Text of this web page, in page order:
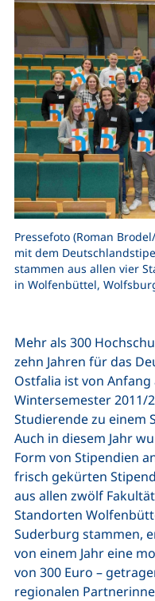
Pressefoto (Roman
mit dem
stammen aus allen vier
in Wolfenbüttel,
Mehr als 300
zehn Jahren für das
Ostfalia ist von
Wintersemester 2011/
Studierende zu einem
Auch in diesem Jahr
Form von Stipendien
frisch gekürten
aus allen zwölf
Standorten
Suderburg stammen,
von einem Jahr eine
von 300 Euro –
regionalen